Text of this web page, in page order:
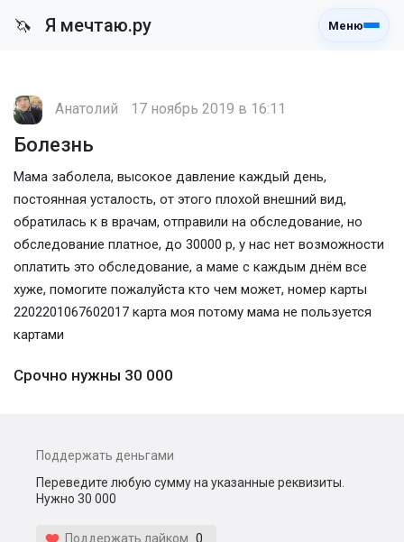
🦄 Я мечтаю.ру Меню
Анатолий 17 ноябрь 2019 в 16:11
Болезнь
Мама заболела, высокое давление каждый день,
постоянная усталость, от этого плохой внешний вид,
обратилась к в врачам, отправили на обследование, но
обследование платное, до 30000 р, у нас нет возможности
оплатить это обследование, а маме с каждым днём все
хуже, помогите пожалуйста кто чем может, номер карты
2202201067602017 карта моя потому мама не пользуется
картами
Срочно нужны 30 000
Поддержать деньгами
Переведите любую сумму на указанные реквизиты.
Нужно 30 000
Поддержать лайком 0